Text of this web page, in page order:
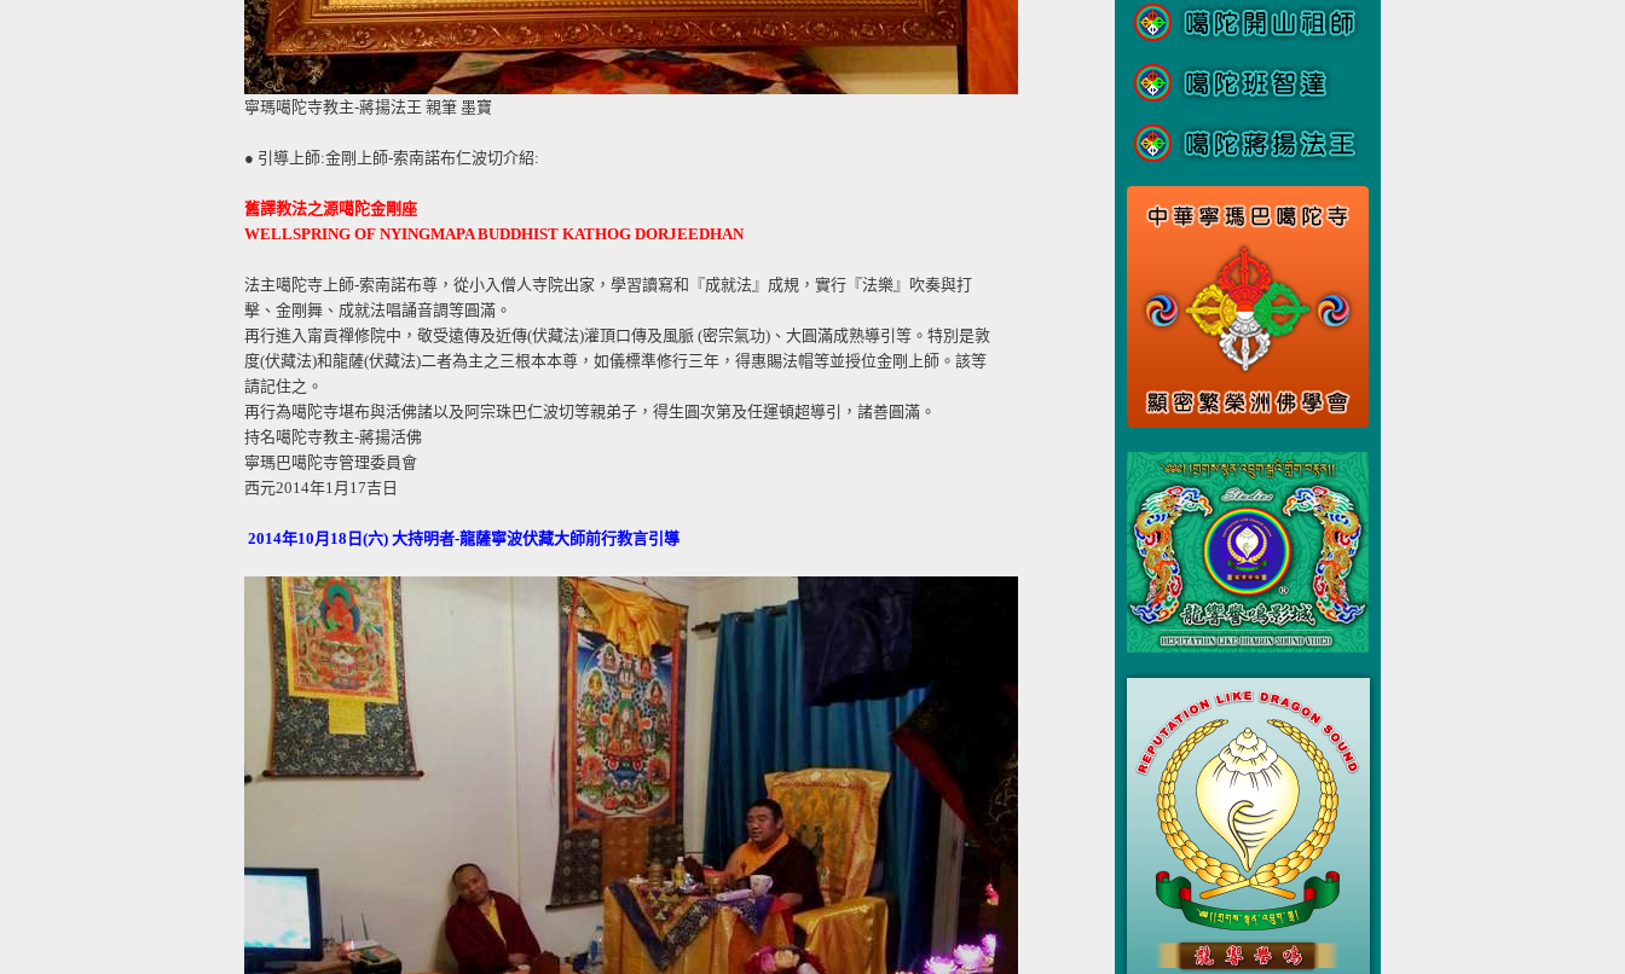
寧瑪噶陀寺教主-蔣揚法王 親筆 墨寶
● 引導上師:金剛上師-索南諾布仁波切介紹:
舊譯教法之源噶陀金剛座
WELLSPRING OF NYINGMAPA BUDDHIST KATHOG DORJEEDHAN
法主噶陀寺上師-索南諾布尊，從小入僧人寺院出家，學習讀寫和『成就法』成規，實行『法樂』吹奏與打
擊、金剛舞、成就法唱誦音調等圓滿。
再行進入甯貢禪修院中，敬受遠傳及近傳(伏藏法)灌頂口傳及風脈 (密宗氣功)、大圓滿成熟導引等。特別是敦
度(伏藏法)和龍薩(伏藏法)二者為主之三根本本尊，如儀標準修行三年，得惠賜法帽等並授位金剛上師。該等
請記住之。
再行為噶陀寺堪布與活佛諸以及阿宗珠巴仁波切等親弟子，得生圓次第及任運頓超導引，諸善圓滿。
持名噶陀寺教主-蔣揚活佛
寧瑪巴噶陀寺管理委員會
西元2014年1月17吉日
2014年10月18日(六) 大持明者-龍薩寧波伏藏大師前行教言引導